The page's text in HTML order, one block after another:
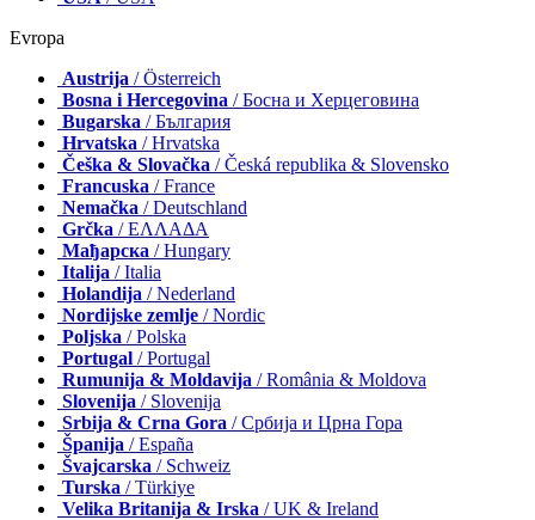
Evropa
Austrija / Österreich
Bosna i Hercegovina / Босна и Херцеговина
Bugarska / България
Hrvatska / Hrvatska
Češka & Slovačka / Česká republika & Slovensko
Francuska / France
Nemačka / Deutschland
Grčka / ΕΛΛΑΔΑ
Мађарска / Hungary
Italija / Italia
Holandija / Nederland
Nordijske zemlje / Nordic
Poljska / Polska
Portugal / Portugal
Rumunija & Moldavija / România & Moldova
Slovenija / Slovenija
Srbija & Crna Gora / Србија и Црна Гора
Španija / España
Švajcarska / Schweiz
Turska / Türkiye
Velika Britanija & Irska / UK & Ireland